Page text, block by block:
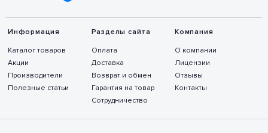
Информация
Каталог товаров
Акции
Производители
Полезные статьи
Разделы сайта
Оплата
Доставка
Возврат и обмен
Гарантия на товар
Сотрудничество
Компания
О компании
Лицензии
Отзывы
Контакты